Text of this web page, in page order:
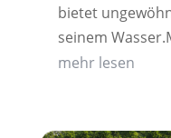
bietet
seinem
mehr lesen